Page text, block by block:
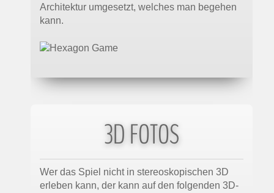
Architektur umgesetzt, welches man begehen
kann.
3D FOTOS
Wer das Spiel nicht in stereoskopischen 3D
erleben kann, der kann auf den folgenden 3D-